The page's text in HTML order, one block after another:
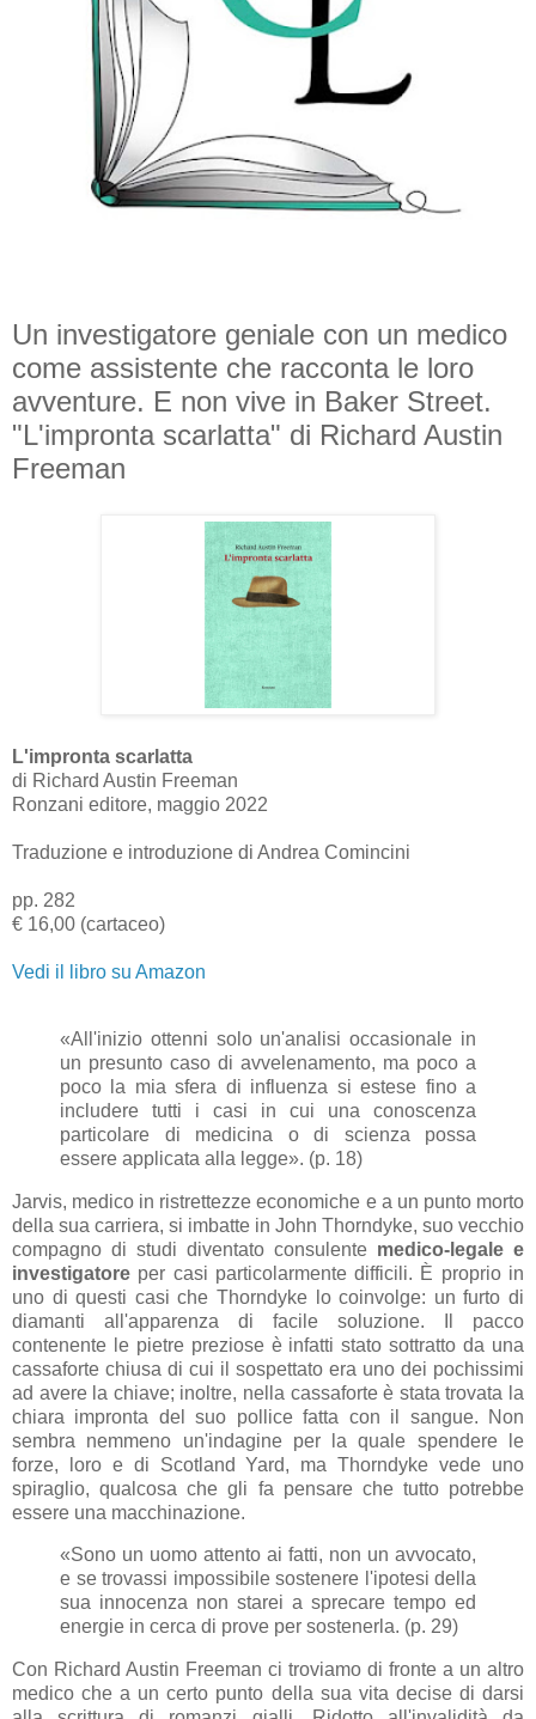
Un investigatore geniale con un medico
come assistente che racconta le loro
avventure. E non vive in Baker Street.
"L'impronta scarlatta" di Richard Austin
Freeman
L'impronta scarlatta
di Richard Austin Freeman
Ronzani editore, maggio 2022
Traduzione e introduzione di Andrea Comincini
pp. 282
€ 16,00 (cartaceo)
Vedi il libro su Amazon
«All'inizio ottenni solo un'analisi occasionale in
un presunto caso di avvelenamento, ma poco a
poco la mia sfera di influenza si estese fino a
includere tutti i casi in cui una conoscenza
particolare di medicina o di scienza possa
essere applicata alla legge». (p. 18)
Jarvis, medico in ristrettezze economiche e a un punto morto
della sua carriera, si imbatte in John Thorndyke, suo vecchio
compagno di studi diventato consulente medico-legale e
investigatore per casi particolarmente difficili. È proprio in
uno di questi casi che Thorndyke lo coinvolge: un furto di
diamanti all'apparenza di facile soluzione. Il pacco
contenente le pietre preziose è infatti stato sottratto da una
cassaforte chiusa di cui il sospettato era uno dei pochissimi
ad avere la chiave; inoltre, nella cassaforte è stata trovata la
chiara impronta del suo pollice fatta con il sangue. Non
sembra nemmeno un'indagine per la quale spendere le
forze, loro e di Scotland Yard, ma Thorndyke vede uno
spiraglio, qualcosa che gli fa pensare che tutto potrebbe
essere una macchinazione.
«Sono un uomo attento ai fatti, non un avvocato,
e se trovassi impossibile sostenere l'ipotesi della
sua innocenza non starei a sprecare tempo ed
energie in cerca di prove per sostenerla. (p. 29)
Con Richard Austin Freeman ci troviamo di fronte a un altro
medico che a un certo punto della sua vita decise di darsi